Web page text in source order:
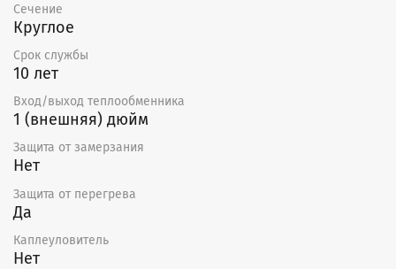
Сечение
Круглое
Срок службы
10 лет
Вход/выход теплообменника
1 (внешняя) дюйм
Защита от замерзания
Нет
Защита от перегрева
Да
Каплеуловитель
Нет